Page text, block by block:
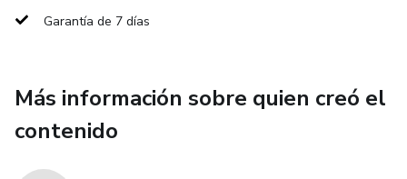
Garantía de 7 días
Más información sobre quien creó el
contenido